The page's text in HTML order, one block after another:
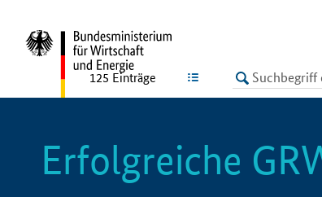
LISTE
125 Einträge
Erfolgreiche